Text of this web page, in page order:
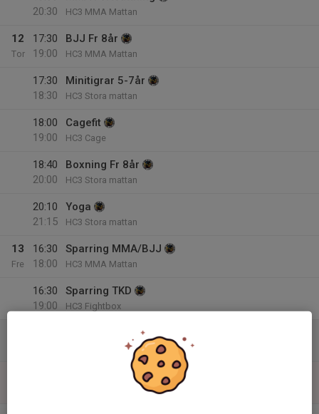
20:30
HC3 MMA Mattan
12
Tor
17:30
19:00
BJJ Fr 8år
HC3 MMA Mattan
17:30
18:30
Minitigrar 5-7år
HC3 Stora mattan
18:00
19:00
Cagefit
HC3 Cage
18:40
20:00
Boxning Fr 8år
HC3 Stora mattan
20:10
21:15
Yoga
HC3 Stora mattan
13
Fre
16:30
18:00
Sparring MMA/BJJ
HC3 MMA Mattan
16:30
19:00
Sparring TKD
HC3 Fightbox